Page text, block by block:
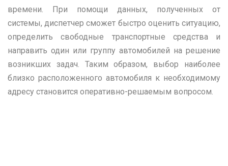
времени. При помощи данных, полученных от
системы, диспетчер сможет быстро оценить ситуацию,
определить свободные транспортные средства и
направить один или группу автомобилей на решение
возникших задач. Таким образом, выбор наиболее
близко расположенного автомобиля к необходимому
адресу становится оперативно-решаемым вопросом.